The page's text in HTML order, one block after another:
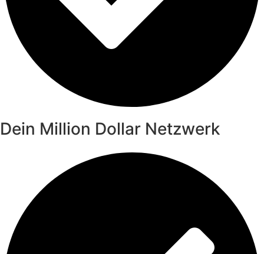
Dein Million Dollar Netzwerk